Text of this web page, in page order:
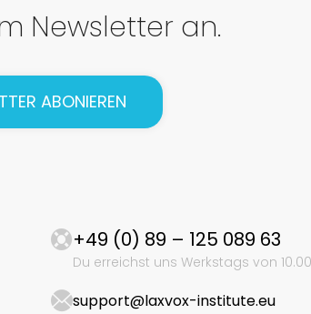
Newsletter an.
ABONIEREN
+49 (0) 89 – 125 089 63
Du erreichst uns Werkstags von
support@laxvox-institute.eu